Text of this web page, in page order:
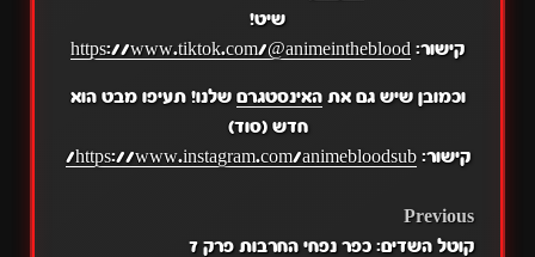
שיט!
קישור: https://www.tiktok.com/@animeintheblood
וכמובן שיש גם אתהאינסטגרם שלנו! תעיפו מבט הוא
חדש (סוד)
קישור:https://www.instagram.com/animebloodsub/
POST
Previous
קוטל השדים: כפר נפחי החרבות פרק 7